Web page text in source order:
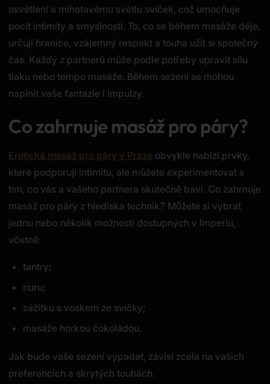
osvětlení a mihotavému světlu svíček, což umocňuje
pocit intimity a smyslnosti. To, co se během masáže děje,
určují hranice, vzájemný respekt a touha užít si společný
čas. Každý z partnerů může podle potřeby upravit sílu
tlaku nebo tempo masáže. Během sezení se mohou
naplnit vaše fantazie i impulzy.
Co zahrnuje masáž pro páry?
Erotická masáž pro páry v Praze obvykle nabízí prvky,
které podporují intimitu, ale můžete experimentovat s
tím, co vás a vašeho partnera skutečně baví. Co zahrnuje
masáž pro páry z hlediska technik? Můžete si vybrat
jednu nebo několik možností dostupných v Imperiu,
včetně:
tantry;
nuru;
zážitku s voskem ze svíčky;
masáže horkou čokoládou.
Jak bude vaše sezení vypadat, závisí zcela na vašich
preferencích a skrytých touhách.